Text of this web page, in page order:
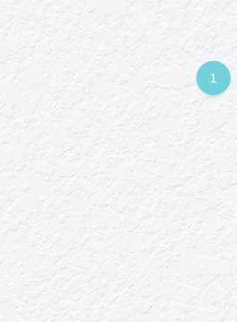
1